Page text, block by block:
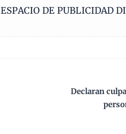
ESPACIO DE PUBLICIDAD
Declaran